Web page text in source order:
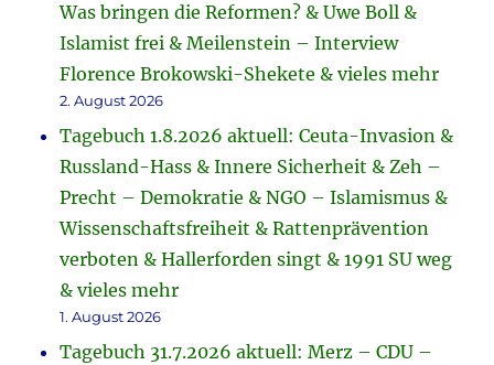
Was bringen die Reformen? & Uwe Boll &
Islamist frei & Meilenstein – Interview
Florence Brokowski-Shekete & vieles mehr
2. August 2026
Tagebuch 1.8.2026 aktuell: Ceuta-Invasion &
Russland-Hass & Innere Sicherheit & Zeh –
Precht – Demokratie & NGO – Islamismus &
Wissenschaftsfreiheit & Rattenprävention
verboten & Hallerforden singt & 1991 SU weg
& vieles mehr
1. August 2026
Tagebuch 31.7.2026 aktuell: Merz – CDU –